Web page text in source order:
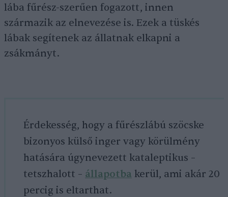
lába fűrész-szerűen fogazott, innen
származik az elnevezése is. Ezek a tüskés
lábak segítenek az állatnak elkapni a
zsákmányt.
Érdekesség, hogy a fűrészlábú szöcske
bizonyos külső inger vagy körülmény
hatására úgynevezett kataleptikus –
tetszhalott – állapotba kerül, ami akár 20
percig is eltarthat.